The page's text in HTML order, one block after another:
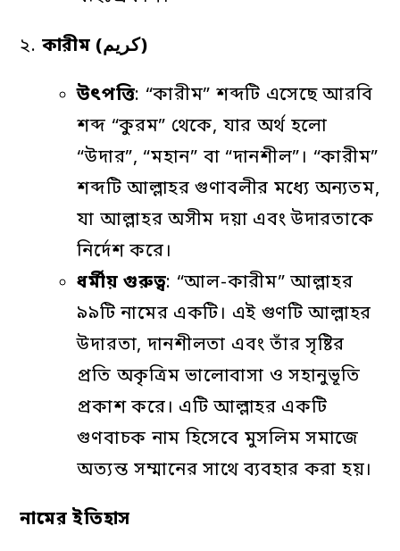
২. কারীম (كريم)
উৎপত্তি: “কারীম” শব্দটি এসেছে আরবি
শব্দ “কুরম” থেকে, যার অর্থ হলো
“উদার”, “মহান” বা “দানশীল”। “কারীম”
শব্দটি আল্লাহর গুণাবলীর মধ্যে অন্যতম,
যা আল্লাহর অসীম দয়া এবং উদারতাকে
নির্দেশ করে।
ধর্মীয় গুরুত্ব: “আল-কারীম” আল্লাহর
৯৯টি নামের একটি। এই গুণটি আল্লাহর
উদারতা, দানশীলতা এবং তাঁর সৃষ্টির
প্রতি অকৃত্রিম ভালোবাসা ও সহানুভূতি
প্রকাশ করে। এটি আল্লাহর একটি
গুণবাচক নাম হিসেবে মুসলিম সমাজে
অত্যন্ত সম্মানের সাথে ব্যবহার করা হয়।
নামের ইতিহাস